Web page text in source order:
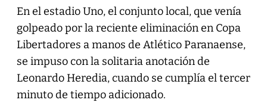
En el estadio Uno, el conjunto local, que venía
golpeado por la reciente eliminación en Copa
Libertadores a manos de Atlético Paranaense,
se impuso con la solitaria anotación de
Leonardo Heredia, cuando se cumplía el tercer
minuto de tiempo adicionado.